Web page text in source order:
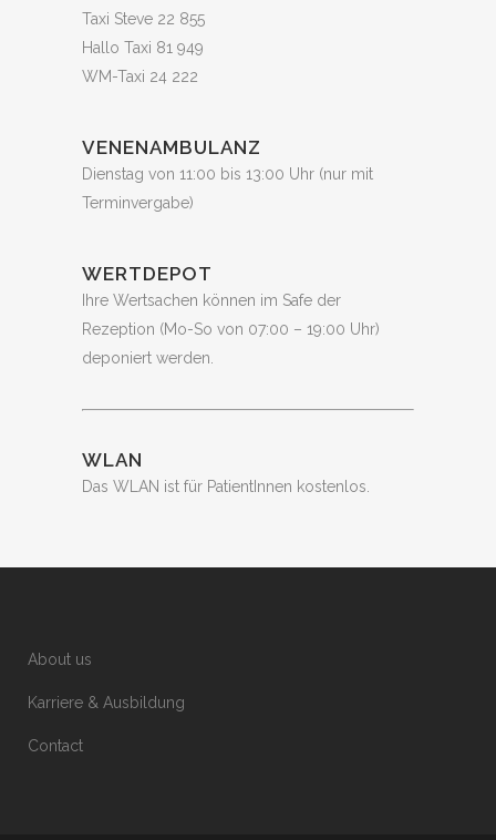
Taxi Steve 22 855
Hallo Taxi 81 949
WM-Taxi 24 222
VENENAMBULANZ
Dienstag von 11:00 bis 13:00 Uhr (nur mit
Terminvergabe)
WERTDEPOT
Ihre Wertsachen können im Safe der
Rezeption (Mo-So von 07:00 – 19:00 Uhr)
deponiert werden.
WLAN
Das WLAN ist für PatientInnen kostenlos.
About us
Karriere & Ausbildung
Contact